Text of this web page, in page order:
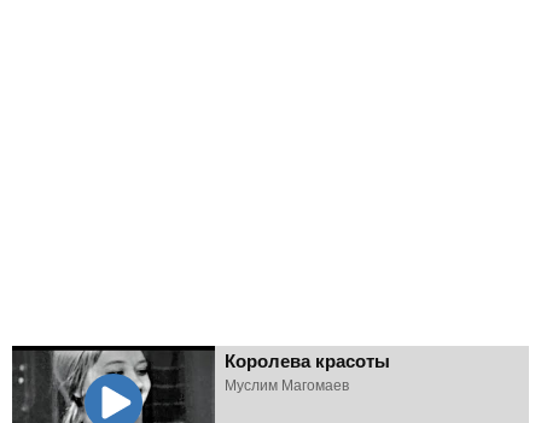
Королева красоты
Муслим Магомаев